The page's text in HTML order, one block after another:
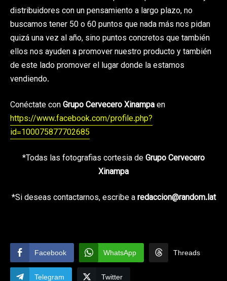
distribuidores con un pensamiento a largo plazo, no
buscamos tener 50 o 60 puntos que nada más nos pidan
quizá una vez al año, sino puntos concretos que también
ellos nos ayuden a promover nuestro producto y también
de este lado promover el lugar donde la estamos
vendiendo.
Conéctate conGrupo Cervecero Xinampaen
https://www.facebook.com/profile.php?
id=100075877702685
*Todas las fotografias cortesia deGrupo Cervecero
Xinampa
*Si deseas contactarnos, escribe aredaccion@random.lat
Facebook WhatsApp Threads
Telegram Twitter